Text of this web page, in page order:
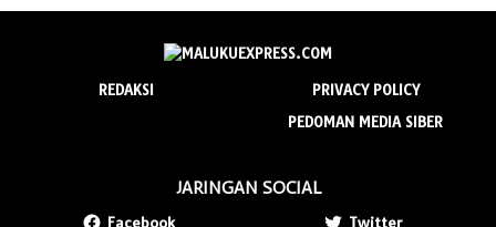
REDAKSI
PRIVACY POLICY
PEDOMAN MEDIA SIBER
JARINGAN SOCIAL
Facebook Twitter